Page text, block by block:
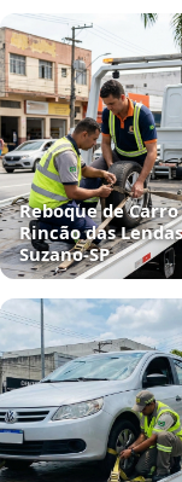
Reboque de
Rincão das
Suzano‑SP